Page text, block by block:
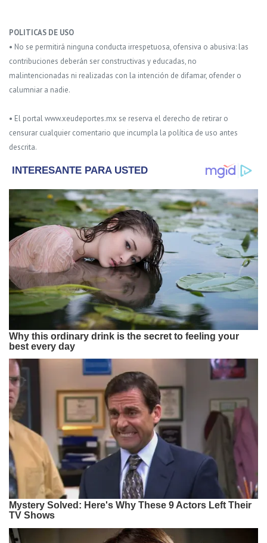
POLITICAS DE USO
• No se permitirá ninguna conducta irrespetuosa, ofensiva o abusiva: las
contribuciones deberán ser constructivas y educadas, no
malintencionadas ni realizadas con la intención de difamar, ofender o
calumniar a nadie.
• El portal www.xeudeportes.mx se reserva el derecho de retirar o
censurar cualquier comentario que incumpla la política de uso antes
descrita.